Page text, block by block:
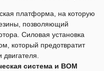
платформа, на которую
позволяющий
Силовая установка
который предотвратит
система и ВОМ